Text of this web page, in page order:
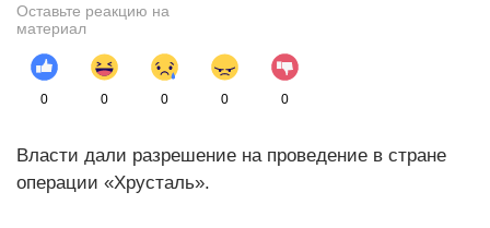
Оставьте реакцию на
материал
0 0 0 0 0
Власти дали разрешение на проведение в стране
операции «Хрусталь».